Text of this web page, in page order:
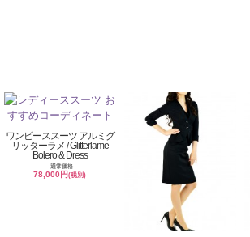
ワンピーススーツ アルミグ
リッターラメ / Glitterlame
Bolero & Dress
通常価格
78,000円(税別)